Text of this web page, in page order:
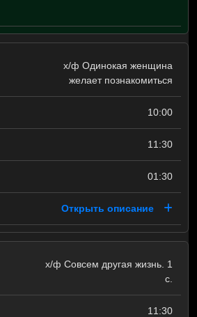
х/ф Одинокая женщина
желает познакомиться
10:00
11:30
01:30
Открыть описание
х/ф Совсем другая жизнь. 1
с.
11:30